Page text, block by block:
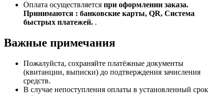
Оплата осуществляется при оформлении заказа.
Принимаются : банковские карты, QR, Система
быстрых платежей. .
Важные примечания
Пожалуйста, сохраняйте платёжные документы
(квитанции, выписки) до подтверждения зачисления
средств.
В случае непоступления оплаты в установленный срок